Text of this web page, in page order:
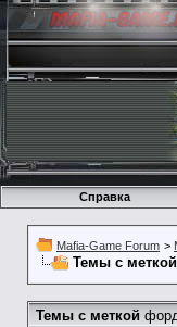
Справка
Mafia-Game Forum >
Темы с меткой
Темы с меткой